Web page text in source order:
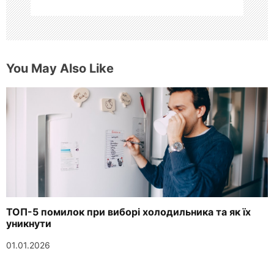
You May Also Like
ТОП-5 помилок при виборі холодильника та як їх
уникнути
01.01.2026